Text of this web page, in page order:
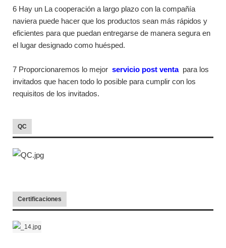
6 Hay un La cooperación a largo plazo con la compañía
naviera puede hacer que los productos sean más rápidos y
eficientes para que puedan entregarse de manera segura en
el lugar designado como huésped.
7 Proporcionaremos lo mejor servicio post venta para los
invitados que hacen todo lo posible para cumplir con los
requisitos de los invitados.
QC
Certificaciones